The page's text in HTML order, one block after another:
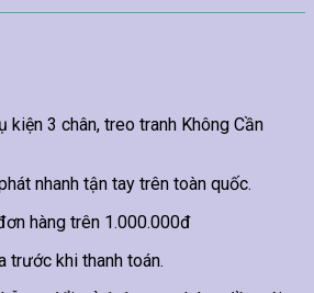
kiện 3 chân, treo tranh Không Cần
nhanh tận tay trên toàn quốc.
hàng trên 1.000.000đ
trước khi thanh toán.